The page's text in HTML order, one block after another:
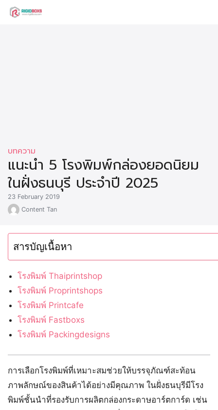
Skip
บทความ
แนะนำ 5 โรงพิมพ์กล่องยอดนิยม
ในฝั่งธนบุรี ประจำปี 2025
23 February 2019
Content Tan
สารบัญเนื้อหา
โรงพิมพ์ Thaiprintshop
โรงพิมพ์ Proprintshops
โรงพิมพ์ Printcafe
โรงพิมพ์ Fastboxs
โรงพิมพ์ Packingdesigns
การเลือกโรงพิมพ์ที่เหมาะสมช่วยให้บรรจุภัณฑ์สะท้อน
ภาพลักษณ์ของสินค้าได้อย่างมีคุณภาพ ในฝั่งธนบุรีมีโรง
พิมพ์ชั้นนำที่รองรับการผลิตกล่องกระดาษอาร์ตการ์ด เช่น